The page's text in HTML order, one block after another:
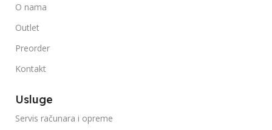
O nama
Outlet
Preorder
Kontakt
Usluge
Servis računara i opreme